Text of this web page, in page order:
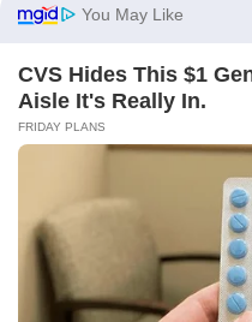
BRAINBERRIES